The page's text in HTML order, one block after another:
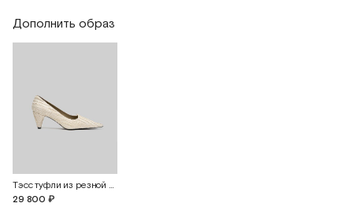
Длина изделия
Дополнить образ
Тэсс туфли из резной кожи ручной работы
29 800 ₽